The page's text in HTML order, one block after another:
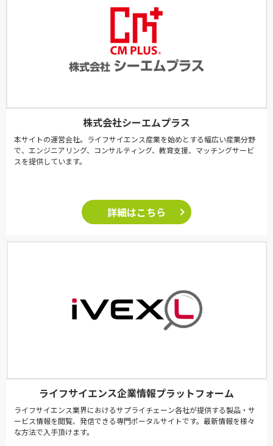
株式会社シーエムプラス
本サイトの運営会社。ライフサイエンス産業を始めとする幅広い産業分野
で、エンジニアリング、コンサルティング、教育支援、マッチングサービ
スを提供しています。
詳細はこちら
ライフサイエンス企業情報プラットフォーム
ライフサイエンス業界におけるサプライチェーン各社が提供する製品・サ
ービス情報を閲覧、発信できる専門ポータルサイトです。最新情報を様々
な方法で入手頂けます。